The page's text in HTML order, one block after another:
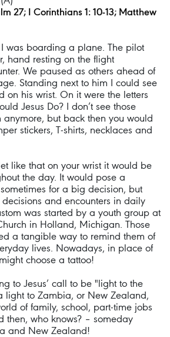
27; I Corinthians 1: 10-13; Matthew
was boarding a plane. The pilot
hand resting on the flight
We paused as others ahead of
Standing next to him I could see
his wrist. On it were the letters
Jesus Do? I don’t see those
anymore, but back then you would
stickers, T-shirts, necklaces and
like that on your wrist it would be
the day. It would pose a
for a big decision, but
and encounters in daily
was started by a youth group at
in Holland, Michigan. Those
a tangible way to remind them of
lives. Nowadays, in place of
choose a tattoo!
to Jesus’ call to be "light to the
light to Zambia, or New Zealand,
of family, school, part-time jobs
then, who knows? – someday
and New Zealand!